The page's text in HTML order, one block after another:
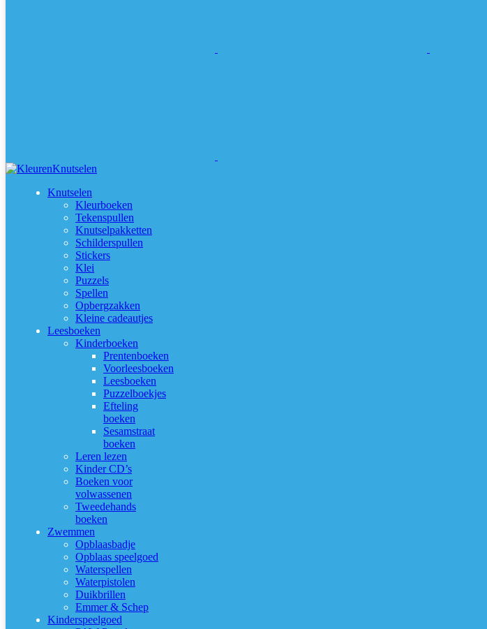
Knutselen
Kleurboeken
Tekenspullen
Knutselpakketten
Schilderspullen
Stickers
Klei
Puzzels
Spellen
Opbergzakken
Kleine cadeautjes
Leesboeken
Kinderboeken
Prentenboeken
Voorleesboeken
Leesboeken
Puzzelboekjes
Efteling
boeken
Sesamstraat
boeken
Leren lezen
Kinder CD’s
Boeken voor
volwassenen
Tweedehands
boeken
Zwemmen
Opblaasbadje
Opblaas speelgoed
Waterspellen
Waterpistolen
Duikbrillen
Emmer & Schep
Kinderspeelgoed